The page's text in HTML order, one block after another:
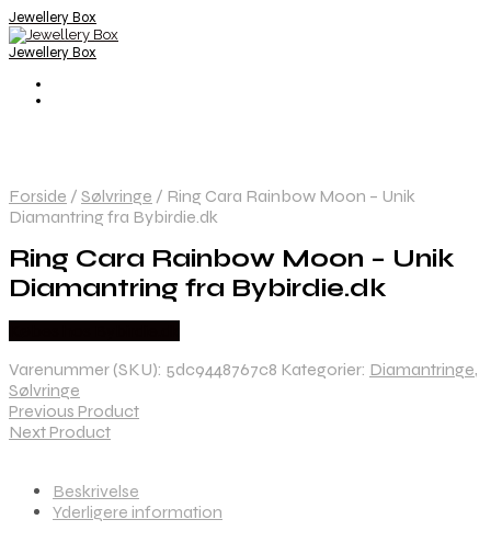
Jewellery Box
Jewellery Box
Forside / Sølvringe / Ring Cara Rainbow Moon – Unik
Diamantring fra Bybirdie.dk
Ring Cara Rainbow Moon – Unik
Diamantring fra Bybirdie.dk
Varenummer (SKU): 5dc9448767c8 Kategorier: Diamantringe,
Sølvringe
Previous Product
Next Product
Beskrivelse
Yderligere information